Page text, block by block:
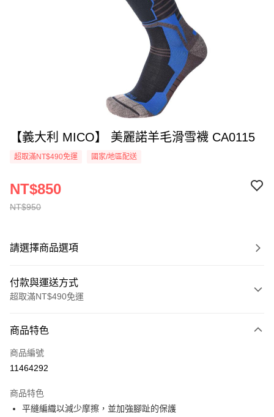
【義大利 MICO】 美麗諾羊毛滑雪襪 CA0115
超取滿NT$490免運 國家/地區配送
NT$950
NT$850
請選擇商品選項
付款與運送方式
超取滿NT$490免運
信用卡一次付款
信用卡分期付款
合作金庫商業銀行
華南商業銀行
彰化商業銀行
超商取貨付款
商品特色
商品編號
11464292
商品特色
平縫編織以減少摩擦，並加強腳趾的保護